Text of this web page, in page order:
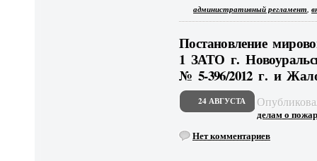
административный регламент,
Постановление
1 ЗАТО г.
№ 5-396/2012 г. и
24 АВГУСТА
делам о
Нет комментариев